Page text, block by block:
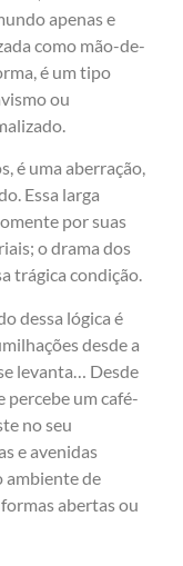
apenas e
como mão-de-
é um tipo
ou
é uma aberração,
Essa larga
por suas
o drama dos
trágica condição.
dessa lógica é
desde a
levanta… Desde
percebe um café-
no seu
e avenidas
ambiente de
abertas ou